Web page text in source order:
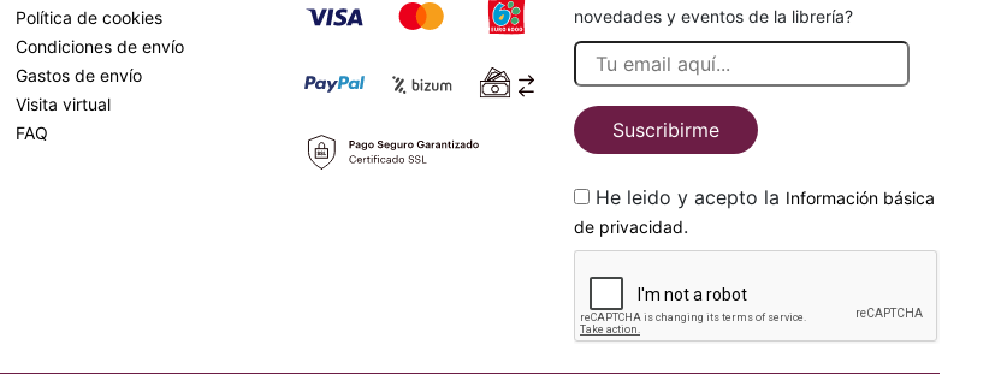
Política de cookies
Condiciones de envío
Gastos de envío
Visita virtual
FAQ
novedades y eventos de la librería?
Suscribirme
He leido y acepto la Información básica
de privacidad.